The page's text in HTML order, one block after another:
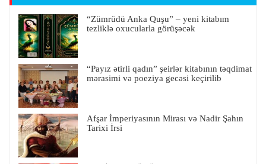
“Zümrüdü Anka Quşu” – yeni kitabım
tezliklə oxucularla görüşəcək
“Payız ətirli qadın” şeirlər kitabının təqdimat
mərasimi və poeziya gecəsi keçirilib
Afşar İmperiyasının Mirası və Nadir Şahın
Tarixi İrsi